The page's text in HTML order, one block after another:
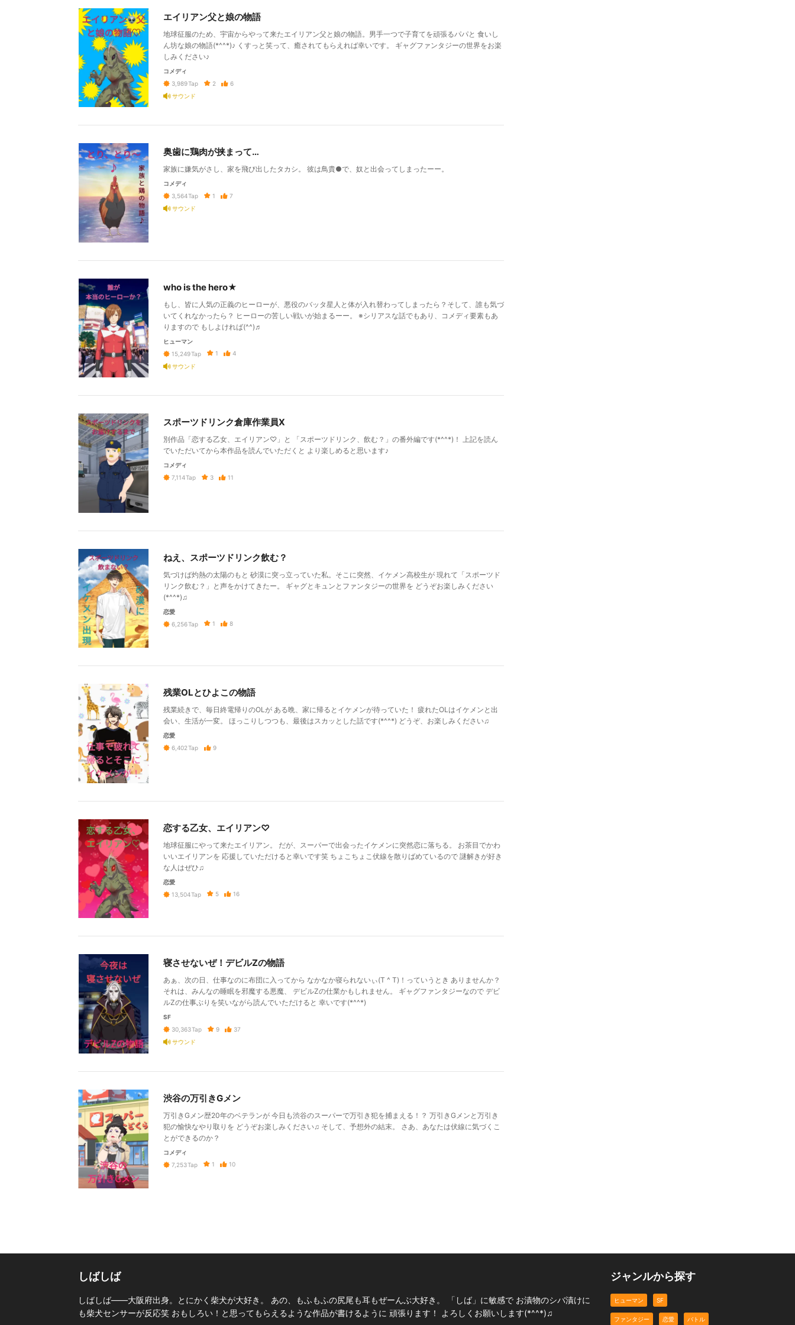
エイリアン父と娘の物語
地球征服のため、宇宙からやって来たエイリアン父と娘の物語。男手一つで子育てを頑張るパパと 食いし
ん坊な娘の物語(*^^*)♪ くすっと笑って、癒されてもらえれば幸いです。 ギャグファンタジーの世界をお楽
しみください♪
コメディ
3,989Tap 2
6
サウンド
奥歯に鶏肉が挟まって…
家族に嫌気がさし、家を飛び出したタカシ。 彼は鳥貴●で、奴と出会ってしまったーー。
コメディ
3,564Tap 1
7
サウンド
who is the hero★
もし、皆に人気の正義のヒーローが、悪役のバッタ星人と体が入れ替わってしまったら？そして、誰も気づ
いてくれなかったら？ ヒーローの苦しい戦いが始まるーー。 ※シリアスな話でもあり、コメディ要素もあ
りますので もしよければ(^^)♬
ヒューマン
15,249Tap 1
4
サウンド
スポーツドリンク倉庫作業員X
別作品「恋する乙女、エイリアン♡」と 「スポーツドリンク、飲む？」の番外編です(*^^*)！ 上記を読ん
でいただいてから本作品を読んでいただくと より楽しめると思います♪
コメディ
7,114Tap 3 11
ねえ、スポーツドリンク飲む？
気づけば灼熱の太陽のもと 砂漠に突っ立っていた私。そこに突然、イケメン高校生が 現れて「スポーツド
リンク飲む？」と声をかけてきたー。 ギャグとキュンとファンタジーの世界を どうぞお楽しみください
(*^^*)♫
恋愛
6,256Tap 1 8
残業OLとひよこの物語
残業続きで、毎日終電帰りのOLが ある晩、家に帰るとイケメンが待っていた！ 疲れたOLはイケメンと出
会い、生活が一変。 ほっこりしつつも、最後はスカッとした話です(*^^*) どうぞ、お楽しみください♫
恋愛
6,402Tap 9
恋する乙女、エイリアン♡
地球征服にやって来たエイリアン。 だが、スーパーで出会ったイケメンに突然恋に落ちる。 お茶目でかわ
いいエイリアンを 応援していただけると幸いです笑 ちょこちょこ伏線を散りばめているので 謎解きが好き
な人はぜひ♫
恋愛
13,504Tap 5 16
寝させないぜ！デビルZの物語
あぁ、次の日、仕事なのに布団に入ってから なかなか寝られないぃ(T ^ T)！っていうとき ありませんか？
それは、みんなの睡眠を邪魔する悪魔、 デビルZの仕業かもしれません。 ギャグファンタジーなので デビ
ルZの仕事ぶりを笑いながら読んでいただけると 幸いです(*^^*)
SF
30,363Tap 9
37
サウンド
渋谷の万引きGメン
万引きGメン歴20年のベテランが 今日も渋谷のスーパーで万引き犯を捕まえる！？ 万引きGメンと万引き
犯の愉快なやり取りを どうぞお楽しみください♫ そして、予想外の結末。 さあ、あなたは伏線に気づくこ
とができるのか？
コメディ
7,253Tap 1 10
しばしば
しばしば――大阪府出身。とにかく柴犬が大好き。 あの、もふもふの尻尾も耳もぜーんぶ大好き。 「しば」に敏感で お漬物のシバ漬けに
も柴犬センサーが反応笑 おもしろい！と思ってもらえるような作品が書けるように 頑張ります！ よろしくお願いします(*^^*)♫
ジャンルから探す
ヒューマン SF
ファンタジー 恋愛 バトル